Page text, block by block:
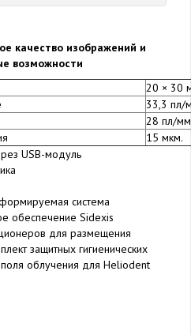
качество изображений и
возможности
20 × 30
33,3 пл/
28 пл/
15 мкм.
USB-модуль
система
обеспечение Sidexis
для размещения
защитных гигиенических
поля облучения для Heliodent